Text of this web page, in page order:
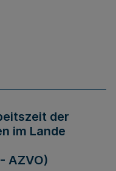
der
im Lande
AZVO)